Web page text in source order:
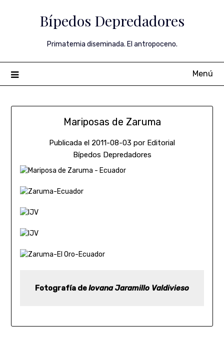
Bípedos Depredadores
Primatemia diseminada. El antropoceno.
Menú
Mariposas de Zaruma
Publicada el 2011-08-03 por Editorial
Bípedos Depredadores
Fotografía de Iovana Jaramillo Valdivieso